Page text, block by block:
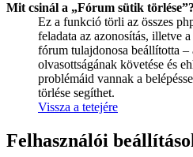
Mit csinál a „Fórum sütik törlése”?
Ez a funkció törli az összes
feladata az azonosítás, illetve
fórum tulajdonosa beállította –
olvasottságának követése és
problémáid vannak a
törlése segíthet.
Vissza a tetejére
Felhasználói